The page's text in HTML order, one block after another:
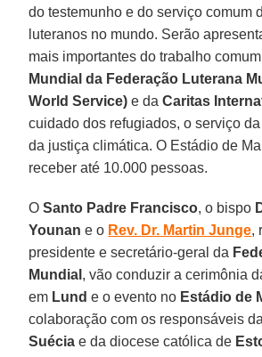
do testemunho e do serviço comum
luteranos no mundo. Serão
mais importantes do trabalho
Mundial da Federação Luterana
World Service) e daCaritas
cuidado dos refugiados, o serviço
da justiça climática. O Estádio de
receber até 10.000 pessoas.
OSanto Padre Francisco, o bispo
Younan e o Rev. Dr. Martin Junge,
presidente e secretário-geral da
Mundial , vão conduzir a cerimônia
em Lund e o evento no Estádio de
colaboração com os responsáveis da
Suécia e da diocese católica de